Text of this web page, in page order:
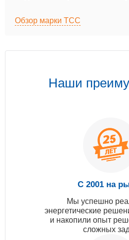
Обзор марки ТСС
Наши
С 2001 на
Мы успешно
энергетические
и накопили опыт
сложных